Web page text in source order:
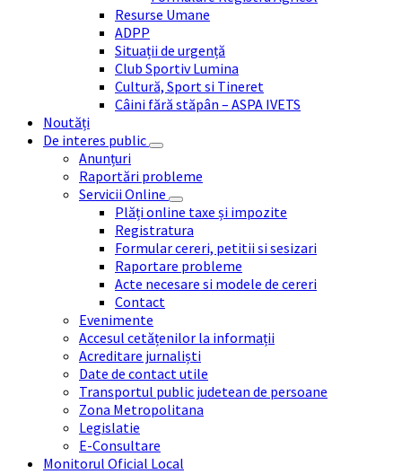
Resurse Umane
ADPP
Situații de urgență
Club Sportiv Lumina
Cultură, Sport si Tineret
Câini fără stăpân – ASPA IVETS
Noutăți
De interes public
Anunțuri
Raportări probleme
Servicii Online
Plăți online taxe și impozite
Registratura
Formular cereri, petitii si sesizari
Raportare probleme
Acte necesare si modele de cereri
Contact
Evenimente
Accesul cetățenilor la informații
Acreditare jurnaliști
Date de contact utile
Transportul public judetean de persoane
Zona Metropolitana
Legislatie
E-Consultare
Monitorul Oficial Local